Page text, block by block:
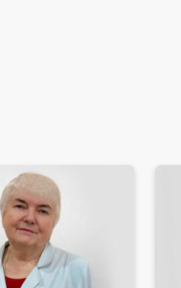
стремимся сделать его
медицинскую помощь и
верим, что современные
помогут нам в этом.